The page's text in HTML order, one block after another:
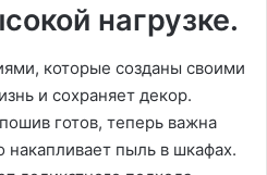
нагрузке.
которые созданы своими
и сохраняет декор.
готов, теперь важна
накапливает пыль в шкафах.